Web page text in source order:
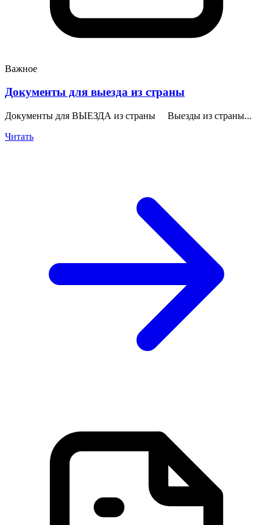
Важное
Документы для выезда из страны
Документы для ВЫЕЗДА из страны Выезды из страны...
Читать